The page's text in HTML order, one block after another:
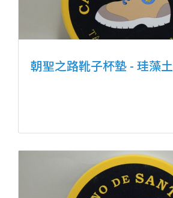
朝聖之路靴子杯墊 - 珪藻土